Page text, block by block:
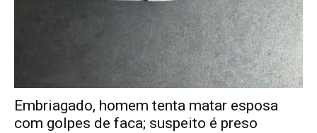
Embriagado, homem tenta matar esposa
com golpes de faca; suspeito é preso